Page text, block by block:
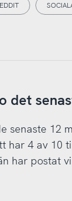
det
senaste 12
har 4 av 10
har postat